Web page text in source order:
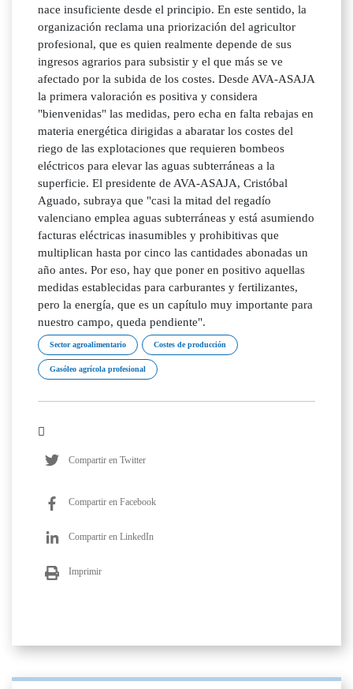
nace insuficiente desde el principio. En este sentido, la
organización reclama una priorización del agricultor
profesional, que es quien realmente depende de sus
ingresos agrarios para subsistir y el que más se ve
afectado por la subida de los costes. Desde AVA-ASAJA
la primera valoración es positiva y considera
"bienvenidas" las medidas, pero echa en falta rebajas en
materia energética dirigidas a abaratar los costes del
riego de las explotaciones que requieren bombeos
eléctricos para elevar las aguas subterráneas a la
superficie. El presidente de AVA-ASAJA, Cristóbal
Aguado, subraya que "casi la mitad del regadío
valenciano emplea aguas subterráneas y está asumiendo
facturas eléctricas inasumibles y prohibitivas que
multiplican hasta por cinco las cantidades abonadas un
año antes. Por eso, hay que poner en positivo aquellas
medidas establecidas para carburantes y fertilizantes,
pero la energía, que es un capítulo muy importante para
nuestro campo, queda pendiente".
Sector agroalimentario Costes de producción
Gasóleo agrícola profesional
Compartir en Twitter
Compartir en Facebook
Compartir en LinkedIn
Imprimir